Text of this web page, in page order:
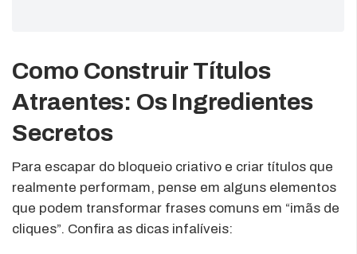
Como Construir Títulos
Atraentes: Os Ingredientes
Secretos
Para escapar do bloqueio criativo e criar títulos que
realmente performam, pense em alguns elementos
que podem transformar frases comuns em “imãs de
cliques”. Confira as dicas infalíveis: